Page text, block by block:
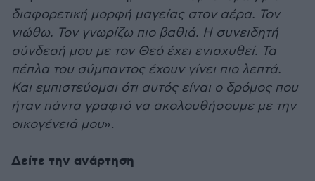
διαφορετική μορφή μαγείας στον αέρα. Τον
νιώθω. Τον γνωρίζω πιο βαθιά. Η συνειδητή
σύνδεσή μου με τον Θεό έχει ενισχυθεί. Τα
πέπλα του σύμπαντος έχουν γίνει πιο λεπτά.
Και εμπιστεύομαι ότι αυτός είναι ο δρόμος που
ήταν πάντα γραφτό να ακολουθήσουμε με την
οικογένειά μου».
Δείτε την ανάρτηση